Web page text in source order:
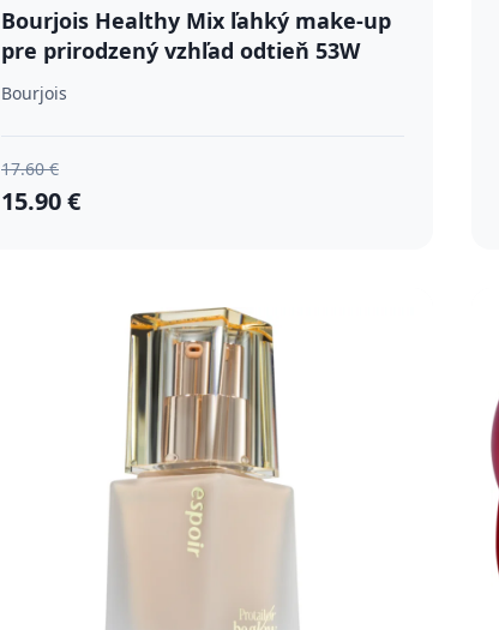
Bourjois Healthy Mix ľahký make-up
pre prirodzený vzhľad odtieň 53W
Light Beige 30 ml
Bourjois
17.60 €
15.90 €